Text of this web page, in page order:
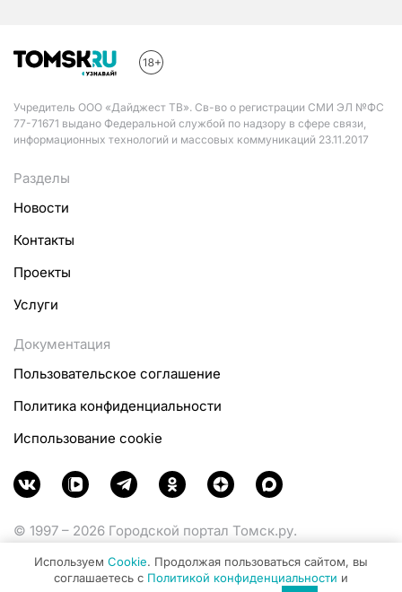
Учредитель ООО «Дайджест ТВ». Св-во о регистрации СМИ ЭЛ №ФС
77-71671 выдано Федеральной службой по надзору в сфере связи,
информационных технологий и массовых коммуникаций 23.11.2017
Разделы
Новости
Контакты
Проекты
Услуги
Документация
Пользовательское соглашение
Политика конфиденциальности
Использование cookie
© 1997 – 2026 Городской портал Томск.ру.
Министерства цифрового развития, связи и массовых
коммуникаций Российской Федерации.
Используем Cookie. Продолжая пользоваться сайтом, вы
соглашаетесь с Политикой конфиденциальности и